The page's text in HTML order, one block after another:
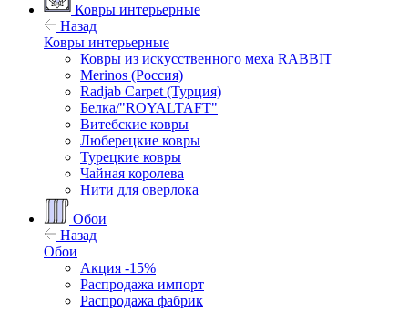
Ковры интерьерные
Назад
Ковры интерьерные
Ковры из искусственного меха RABBIT
Merinos (Россия)
Radjab Carpet (Турция)
Белка/"ROYALTAFT"
Витебские ковры
Люберецкие ковры
Турецкие ковры
Чайная королева
Нити для оверлока
Обои
Назад
Обои
Акция -15%
Распродажа импорт
Распродажа фабрик